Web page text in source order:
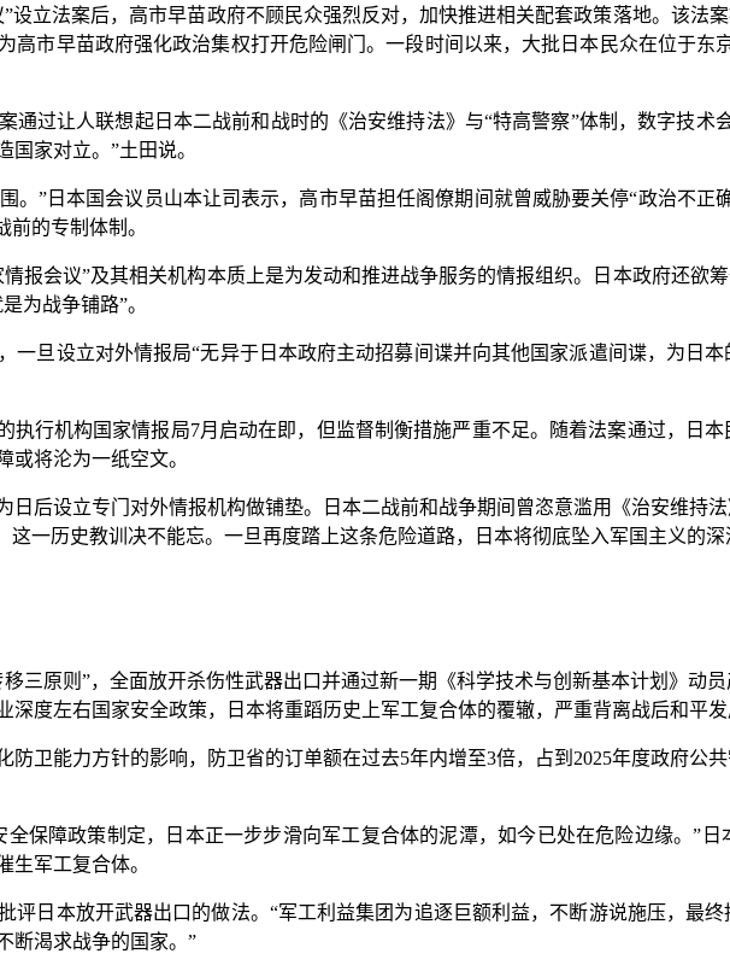
立法案后，高市早苗政府不顾民众强烈反对，加快推进相关配套政策落地。该法
高市早苗政府强化政治集权打开危险闸门。一段时间以来，大批日本民众在位于东
过让人联想起日本二战前和战时的《治安维持法》与“特高警察”体制，数字技术
家对立。”土田说。
”日本国会议员山本让司表示，高市早苗担任阁僚期间就曾威胁要关停“政治不正
的专制体制。
会议”及其相关机构本质上是为发动和推进战争服务的情报组织。日本政府还欲
为战争铺路”。
旦设立对外情报局“无异于日本政府主动招募间谍并向其他国家派遣间谍，为日
行机构国家情报局7月启动在即，但监督制衡措施严重不足。随着法案通过，日
或将沦为一纸空文。
设立专门对外情报机构做铺垫。日本二战前和战争期间曾恣意滥用《治安维持
一历史教训决不能忘。一旦再度踏上这条危险道路，日本将彻底坠入军国主义的深
原则”，全面放开杀伤性武器出口并通过新一期《科学技术与创新基本计划》动
度左右国家安全政策，日本将重蹈历史上军工复合体的覆辙，严重背离战后和平发
能力方针的影响，防卫省的订单额在过去5年内增至3倍，占到2025年度政府公
障政策制定，日本正一步步滑向军工复合体的泥潭，如今已处在危险边缘。”日
生军工复合体。
日本放开武器出口的做法。“军工利益集团为追逐巨额利益，不断游说施压，最
断渴求战争的国家。”